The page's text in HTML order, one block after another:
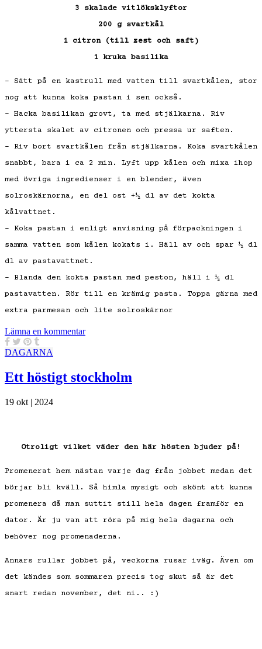
3 skalade vitlöksklyftor
200 g svartkål
1 citron (till zest och saft)
1 kruka basilika
– Sätt på en kastrull med vatten till svartkålen, stor
nog att kunna koka pastan i sen också.
– Hacka basilikan grovt, ta med stjälkarna. Riv
yttersta skalet av citronen och pressa ur saften.
– Riv bort svartkålen från stjälkarna. Koka svartkålen
snabbt, bara i ca 2 min. Lyft upp kålen och mixa ihop
med övriga ingredienser i en blender, även
solroskärnorna, en del ost +½ dl av det kokta
kålvattnet.
– Koka pastan i enligt anvisning pả förpackningen i
samma vatten som kålen kokats i. Häll av och spar ½ dl
dl av pastavattnet.
– Blanda den kokta pastan med peston, häll i ½ dl
pastavatten. Rör till en krämig pasta. Toppa gärna med
extra parmesan och lite solroskärnor
Lämna en kommentar
DAGARNA
Ett höstigt stockholm
19 okt | 2024
Otroligt vilket väder den här hösten bjuder på!
Promenerat hem nästan varje dag från jobbet medan det
börjar bli kväll. Så himla mysigt och skönt att kunna
promenera då man suttit still hela dagen framför en
dator. Är ju van att röra på mig hela dagarna och
behöver nog promenaderna.
Annars rullar jobbet på, veckorna rusar iväg. Även om
det kändes som sommaren precis tog skut så är det
snart redan november, det ni.. :)